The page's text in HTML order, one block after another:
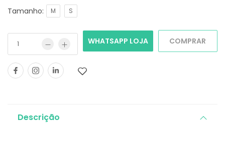
Tamanho: M S
WHATSAPP LOJA COMPRAR
Descrição